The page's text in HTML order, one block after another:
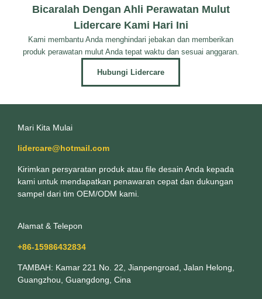
Bicaralah Dengan Ahli Perawatan Mulut
Lidercare Kami Hari Ini
Kami membantu Anda menghindari jebakan dan memberikan
produk perawatan mulut Anda tepat waktu dan sesuai anggaran.
Hubungi Lidercare
Mari Kita Mulai
lidercare@hotmail.com
Kirimkan persyaratan produk atau file desain Anda kepada
kami untuk mendapatkan penawaran cepat dan dukungan
sampel dari tim OEM/ODM kami.
Alamat & Telepon
+86-15986432834
TAMBAH: Kamar 221 No. 22, Jianpengroad, Jalan Helong,
Guangzhou, Guangdong, Cina